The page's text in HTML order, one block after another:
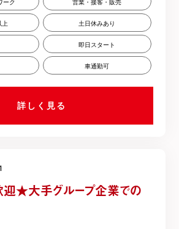
ーク 営業・接客・販売
上 土日休みあり
即日スタート
車通勤可
詳しく見る
★大手グループ企業での